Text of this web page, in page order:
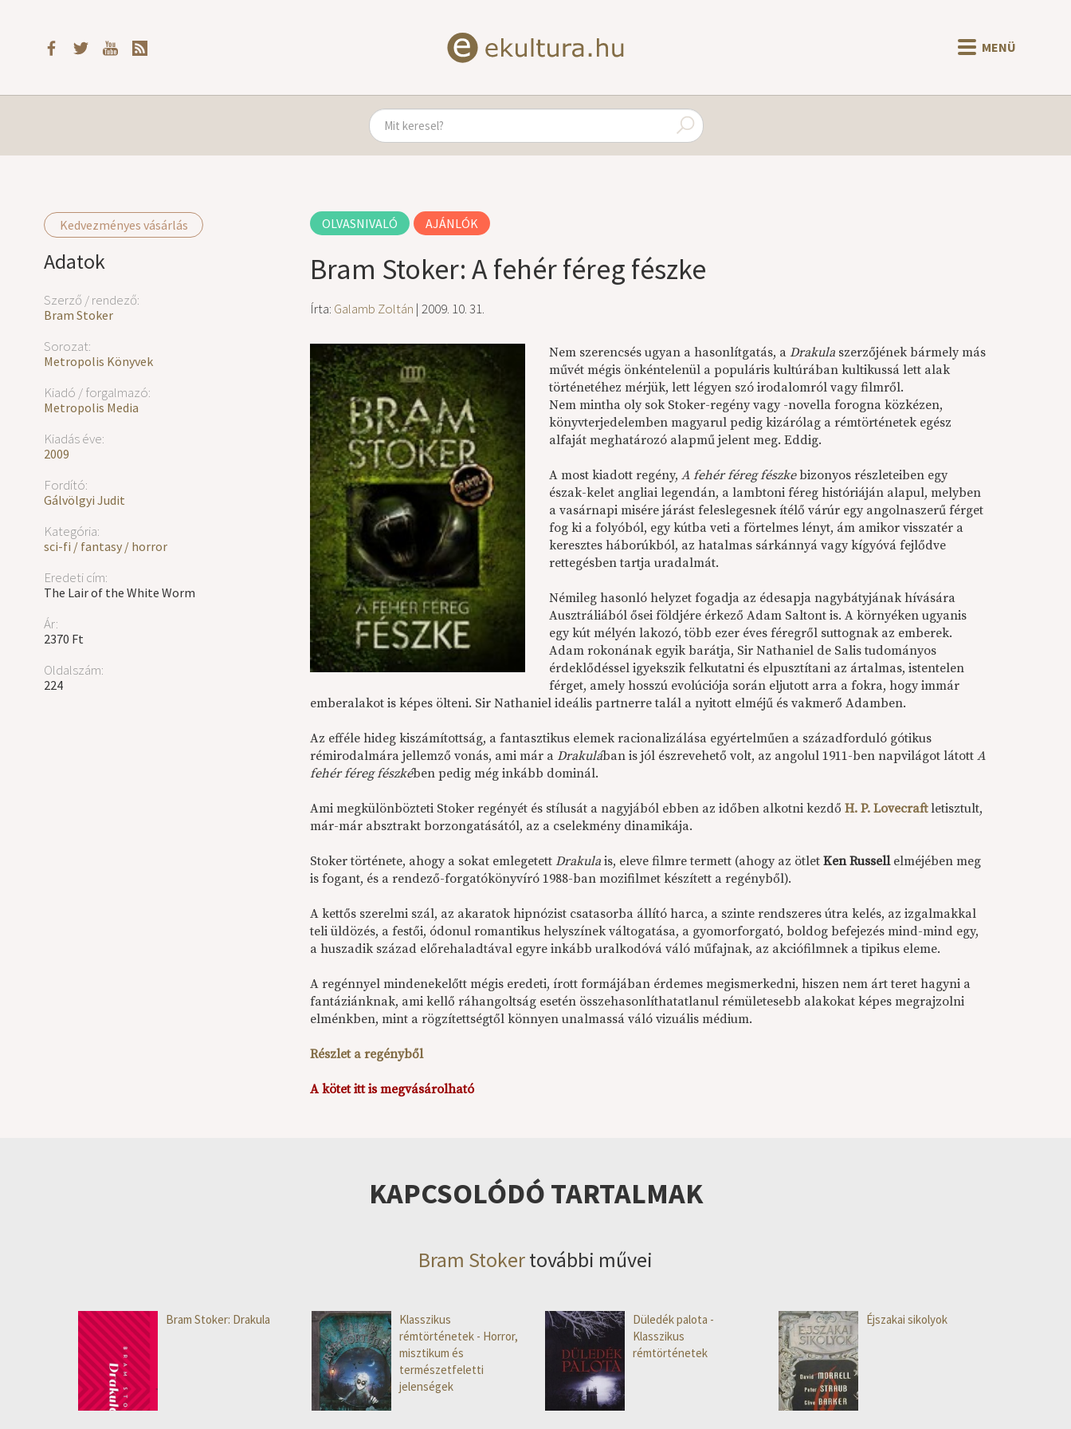
MENÜ
Kedvezményes vásárlás
Adatok
Szerző / rendező:
Bram Stoker
Sorozat:
Metropolis Könyvek
Kiadó / forgalmazó:
Metropolis Media
Kiadás éve:
2009
Fordító:
Gálvölgyi Judit
Kategória:
sci-fi / fantasy / horror
Eredeti cím:
The Lair of the White Worm
Ár:
2370 Ft
Oldalszám:
224
OLVASNIVALÓ AJÁNLÓK
Bram Stoker: A fehér féreg fészke
Írta: Galamb Zoltán | 2009. 10. 31.
Nem szerencsés ugyan a hasonlítgatás, aDrakula szerzőjének bármely más
művét mégis önkéntelenül a populáris kultúrában kultikussá lett alak
történetéhez mérjük, lett légyen szó irodalomról vagy filmről.
Nem mintha oly sok Stoker-regény vagy -novella forogna közkézen,
könyvterjedelemben magyarul pedig kizárólag a rémtörténetek egész
alfaját meghatározó alapmű jelent meg. Eddig.
A most kiadott regény,A fehér féreg fészkebizonyos részleteiben egy
észak-kelet angliai legendán, a lambtoni féreg históriáján alapul, melyben
a vasárnapi misére járást feleslegesnek ítélő várúr egy angolnaszerű férget
fog ki a folyóból, egy kútba veti a förtelmes lényt, ám amikor visszatér a
keresztes háborúkból, az hatalmas sárkánnyá vagy kígyóvá fejlődve
rettegésben tartja uradalmát.
Némileg hasonló helyzet fogadja az édesapja nagybátyjának hívására
Ausztráliából ősei földjére érkező Adam Saltont is. A környéken ugyanis
egy kút mélyén lakozó, több ezer éves féregről suttognak az emberek.
Adam rokonának egyik barátja, Sir Nathaniel de Salis tudományos
érdeklődéssel igyekszik felkutatni és elpusztítani az ártalmas, istentelen
férget, amely hosszú evolúciója során eljutott arra a fokra, hogy immár
emberalakot is képes ölteni. Sir Nathaniel ideális partnerre talál a nyitott elméjű és vakmerő Adamben.
Az efféle hideg kiszámítottság, a fantasztikus elemek racionalizálása egyértelműen a századforduló gótikus
rémirodalmára jellemző vonás, ami már aDrakulában is jól észrevehető volt, az angolul 1911-ben napvilágot látottA
fehér féreg fészkében pedig még inkább dominál.
Ami megkülönbözteti Stoker regényét és stílusát a nagyjából ebben az időben alkotni kezdőH. P. Lovecraftletisztult,
már-már absztrakt borzongatásától, az a cselekmény dinamikája.
Stoker története, ahogy a sokat emlegetettDrakula is, eleve filmre termett (ahogy az ötletKen Russell elméjében meg
is fogant, és a rendező-forgatókönyvíró 1988-ban mozifilmet készített a regényből).
A kettős szerelmi szál, az akaratok hipnózist csatasorba állító harca, a szinte rendszeres útra kelés, az izgalmakkal
teli üldözés, a festői, ódonul romantikus helyszínek váltogatása, a gyomorforgató, boldog befejezés mind-mind egy,
a huszadik század előrehaladtával egyre inkább uralkodóvá váló műfajnak, az akciófilmnek a tipikus eleme.
A regénnyel mindenekelőtt mégis eredeti, írott formájában érdemes megismerkedni, hiszen nem árt teret hagyni a
fantáziánknak, ami kellő ráhangoltság esetén összehasonlíthatatlanul rémületesebb alakokat képes megrajzolni
elménkben, mint a rögzítettségtől könnyen unalmassá váló vizuális médium.
Részlet a regényből
A kötet itt is megvásárolható
KAPCSOLÓDÓ TARTALMAK
Bram Stokertovábbi művei
Bram Stoker: Drakula
Klasszikus
rémtörténetek - Horror,
misztikum és
természetfeletti
jelenségek
Düledék palota -
Klasszikus
rémtörténetek
Éjszakai sikolyok